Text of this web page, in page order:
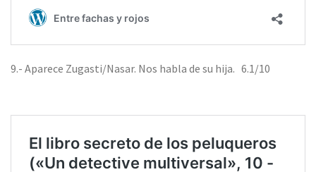
9.- Aparece Zugasti/Nasar. Nos habla de su hija. 6.1/10